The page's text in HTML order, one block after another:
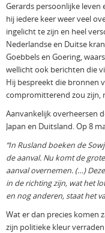
Gerards persoonlijke
hij iedere keer weer veel
ingelicht te zijn en heel
Nederlandse en Duitse
Goebbels en Goering,
wellicht ook berichten die
Hij bespreekt die bronnen
compromitterend zou zijn,
Aanvankelijk overheersen
Japan en Duitsland. Op 8
“In Rusland boeken de
de aanval. Nu komt de
aanval overnemen. (…)
in de richting zijn, wat het
en nog anderen, staat het
Wat er dan precies komen
zijn politieke kleur